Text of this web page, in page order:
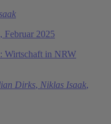
Februar 2025
Wirtschaft in NRW
Dirks, Niklas Isaak,